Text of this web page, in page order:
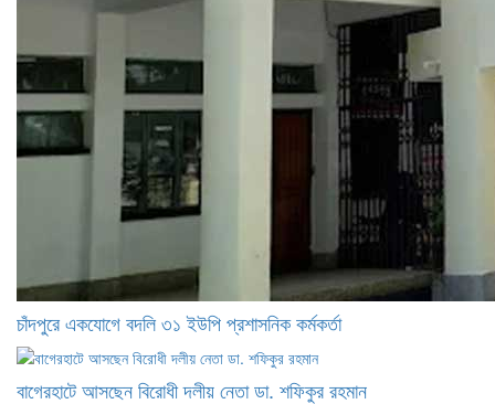
চাঁদপুরে একযোগে বদলি ৩১ ইউপি প্রশাসনিক কর্মকর্তা
বাগেরহাটে আসছেন বিরোধী দলীয় নেতা ডা. শফিকুর রহমান